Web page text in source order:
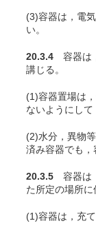
(3)容器は，電
い。
20.3.4 容器は
講じる。
(1)容器置場は
ないようにして
(2)水分，異物
済み容器でも，
20.3.5 容器は
た所定の場所に
(1)容器は，充